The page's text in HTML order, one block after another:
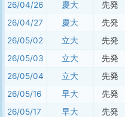
26/04/26
慶大 先発
26/04/27
慶大 先発
26/05/02
立大 先発
26/05/03
立大 先発
26/05/04
立大 先発
26/05/16
早大 先発
26/05/17
早大 先発